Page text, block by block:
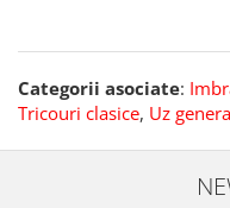
Categorii asociate:
Tricouri clasice, Uz